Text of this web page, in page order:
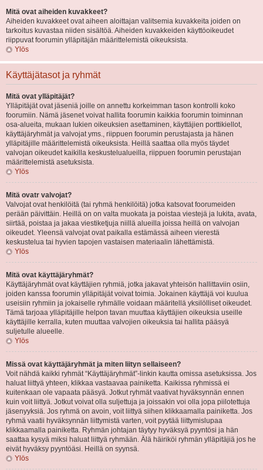
Mitä ovat aiheiden kuvakkeet?
Aiheiden kuvakkeet ovat aiheen aloittajan valitsemia kuvakkeita joiden on
tarkoitus kuvastaa niiden sisältöä. Aiheiden kuvakkeiden käyttöoikeudet
riippuvat foorumin ylläpitäjän määrittelemistä oikeuksista.
Ylös
Käyttäjätasot ja ryhmät
Mitä ovat ylläpitäjät?
Ylläpitäjät ovat jäseniä joille on annettu korkeimman tason kontrolli koko
foorumiin. Nämä jäsenet voivat hallita foorumin kaikkia foorumin toiminnan
osa-alueita, mukaan lukien oikeuksien asettaminen, käyttäjien porttikiellot,
käyttäjäryhmät ja valvojat yms., riippuen foorumin perustajasta ja hänen
ylläpitäjille määrittelemistä oikeuksista. Heillä saattaa olla myös täydet
valvojan oikeudet kaikilla keskustelualueilla, riippuen foorumin perustajan
määrittelemistä asetuksista.
Ylös
Mitä ovatr valvojat?
Valvojat ovat henkilöitä (tai ryhmä henkilöitä) jotka katsovat foorumeiden
perään päivittäin. Heillä on on valta muokata ja poistaa viestejä ja lukita, avata,
siirtää, poistaa ja jakaa viestiketjuja niillä alueilla joissa heillä on valvojan
oikeudet. Yleensä valvojat ovat paikalla estämässä aiheen vierestä
keskustelua tai hyvien tapojen vastaisen materiaalin lähettämistä.
Ylös
Mitä ovat käyttäjäryhmät?
Käyttäjäryhmät ovat käyttäjien ryhmiä, jotka jakavat yhteisön hallittaviin osiin,
joiden kanssa foorumin ylläpitäjät voivat toimia. Jokainen käyttäjä voi kuulua
useisiin ryhmiin ja jokaiselle ryhmälle voidaan määritellä yksilölliset oikeudet.
Tämä tarjoaa ylläpitäjille helpon tavan muuttaa käyttäjien oikeuksia useille
käyttäjille kerralla, kuten muuttaa valvojien oikeuksia tai hallita pääsyä
suljetulle alueelle.
Ylös
Missä ovat käyttäjäryhmät ja miten liityn sellaiseen?
Voit nähdä kaikki ryhmät “Käyttäjäryhmät”-linkin kautta omissa asetuksissa. Jos
haluat liittyä yhteen, klikkaa vastaavaa painiketta. Kaikissa ryhmissä ei
kuitenkaan ole vapaata pääsyä. Jotkut ryhmät vaativat hyväksynnän ennen
kuin voit liittyä. Jotkut voivat olla suljettuja ja joissakin voi olla jopa piilotettuja
jäsenyyksiä. Jos ryhmä on avoin, voit liittyä siihen klikkaamalla painiketta. Jos
ryhmä vaatii hyväksynnän liittymistä varten, voit pyytää liittymislupaa
klikkaamalla painiketta. Ryhmän johtajan täytyy hyväksyä pyyntösi ja hän
saattaa kysyä miksi haluat liittyä ryhmään. Älä häiriköi ryhmän ylläpitäjiä jos he
eivät hyväksy pyyntöäsi. Heillä on syynsä.
Ylös